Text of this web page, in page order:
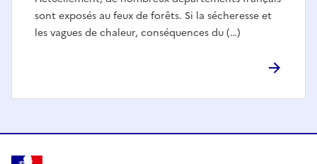
sont exposés au feux de forêts. Si la sécheresse et
les vagues de chaleur, conséquences du (…)